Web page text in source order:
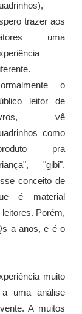
trazer aos
uma
o
leitor de
vê
como
pra
"gibi".
conceito de
é material
Porém,
a anos, e é o
muito
uma análise
A muitos